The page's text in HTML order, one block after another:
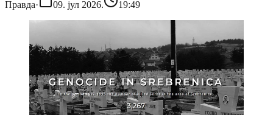
Правда· 09. јул 2026. 19:49